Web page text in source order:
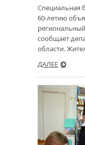
Специальная
60-летию
сообщает
области.
ДАЛЕЕ